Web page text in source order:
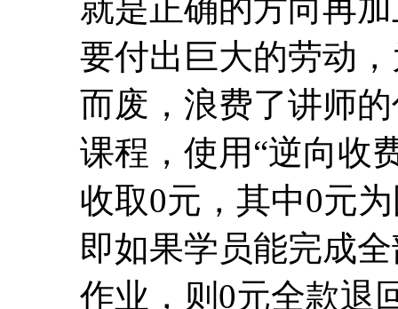
励返还给学员！
特别说明如下
本门课程本来打算
就是正确的方向再
要付出巨大的劳动
而废，浪费了讲师